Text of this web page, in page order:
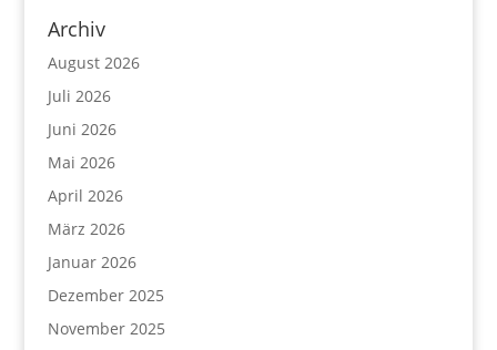
Archiv
August 2026
Juli 2026
Juni 2026
Mai 2026
April 2026
März 2026
Januar 2026
Dezember 2025
November 2025